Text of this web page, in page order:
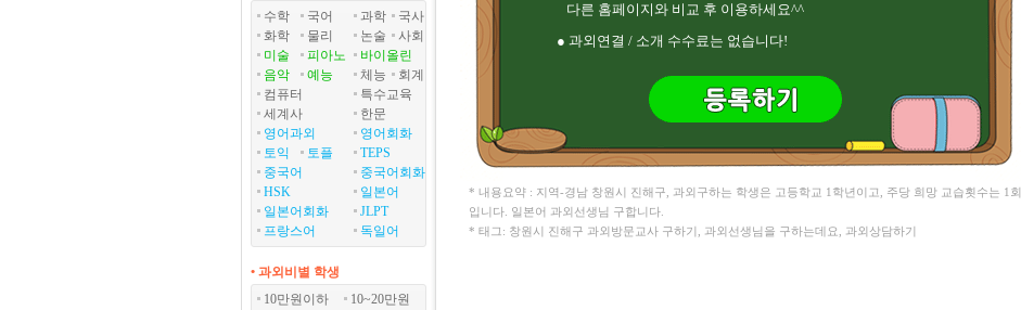
수학
국어 과학
국사
화학
물리 논술
사회
미술
피아노
바이올린
음악
예능 체능
회계
컴퓨터
특수교육
세계사
한문
영어과외
영어회화
토익
토플
TEPS
중국어
중국어회화
HSK
일본어
일본어회화
JLPT
프랑스어
독일어
• 과외비별 학생
10만원이하
10~20만원
다른 홈페이지와 비교 후 이용하세요^^
● 과외연결 / 소개 수수료는 없습니다!
* 내용요약 : 지역-경남 창원시 진해구, 과외구하는 학생은 고등학교 1학년이고, 주당 희망 교습횟수는 1회
입니다. 일본어 과외선생님 구합니다.
* 태그: 창원시 진해구 과외방문교사 구하기, 과외선생님을 구하는데요, 과외상담하기